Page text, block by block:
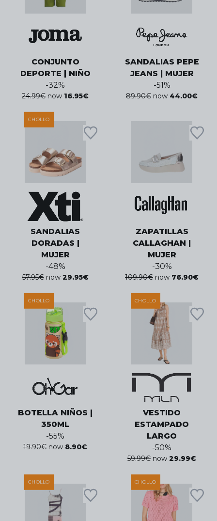
CONJUNTO
DEPORTE | NIÑO
-32%
24.99€ now 16.95€
SANDALIAS PEPE
JEANS | MUJER
-51%
89.90€ now 44.00€
CHOLLO
SANDALIAS
DORADAS |
MUJER
-48%
57.95€ now 29.95€
ZAPATILLAS
CALLAGHAN |
MUJER
-30%
109.90€ now 76.90€
CHOLLO
BOTELLA NIÑOS |
350ML
-55%
19.90€ now 8.90€
CHOLLO
VESTIDO
ESTAMPADO
LARGO
-50%
59.99€ now 29.99€
CHOLLO CHOLLO